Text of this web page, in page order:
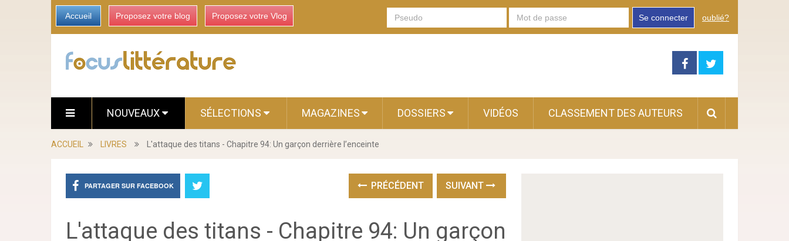
Accueil Proposez votre blog Proposez votre Vlog Se connecter oublié?
NOUVEAUX SÉLECTIONS MAGAZINES DOSSIERS VIDÉOS CLASSEMENT DES AUTEURS
ACCUEIL LIVRES L'attaque des titans - Chapitre 94: Un garçon derrière l’enceinte
PARTAGER SUR FACEBOOK PRÉCÉDENT SUIVANT
L'attaque des titans - Chapitre 94: Un garçon